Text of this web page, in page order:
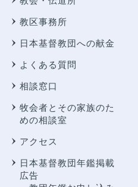
教区事務所
日本基督教団への献金
よくある質問
相談窓口
牧会者とその家族のた
めの相談室
アクセス
日本基督教団年鑑掲載
広告